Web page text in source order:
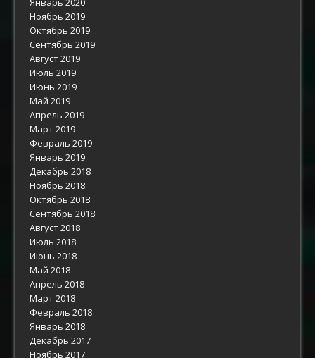
Ноябрь 2019
Октябрь 2019
Сентябрь 2019
Август 2019
Июль 2019
Июнь 2019
Май 2019
Апрель 2019
Март 2019
Февраль 2019
Январь 2019
Декабрь 2018
Ноябрь 2018
Октябрь 2018
Сентябрь 2018
Август 2018
Июль 2018
Июнь 2018
Май 2018
Апрель 2018
Март 2018
Февраль 2018
Январь 2018
Декабрь 2017
Ноябрь 2017